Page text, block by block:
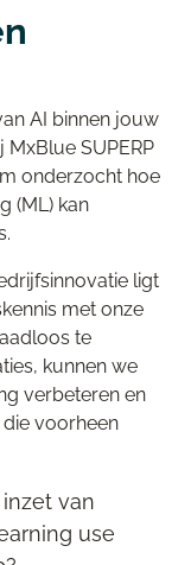
AI binnen jouw
MxBlue SUPERP
onderzocht hoe
(ML) kan
ligt
met onze
te
kunnen we
verbeteren en
voorheen
van
use